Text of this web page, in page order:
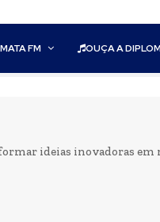
FM OUÇA A
ideias inovadoras em